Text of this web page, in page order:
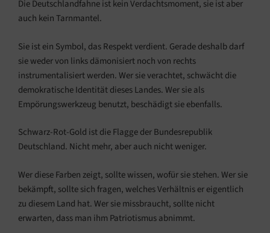
Die Deutschlandfahne ist kein Verdachtsmoment, sie ist aber
auch kein Tarnmantel.
Sie ist ein Symbol, das Respekt verdient. Gerade deshalb darf
sie weder von links dämonisiert noch von rechts
instrumentalisiert werden. Wer sie verachtet, schwächt die
demokratische Identität dieses Landes. Wer sie als
Empörungswerkzeug benutzt, beschädigt sie ebenfalls.
Schwarz-Rot-Gold ist die Flagge der Bundesrepublik
Deutschland. Nicht mehr, aber auch nicht weniger.
Wer diese Farben zeigt, sollte wissen, wofür sie stehen. Wer sie
bekämpft, sollte sich fragen, welches Verhältnis er eigentlich
zu diesem Land hat. Wer sie missbraucht, sollte nicht
erwarten, dass man ihm Patriotismus abnimmt.